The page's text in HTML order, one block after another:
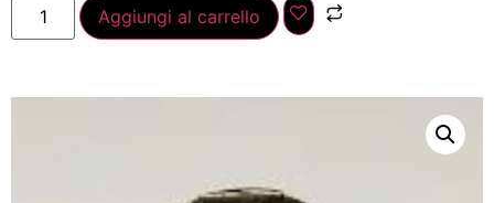
Aggiungi al carrello